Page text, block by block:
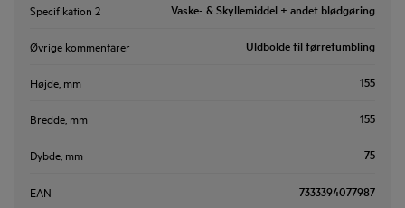
Specifikation 2 Vaske- & Skyllemiddel + andet blødgøring
Øvrige kommentarer Uldbolde til tørretumbling
Højde, mm 155
Bredde, mm 155
Dybde, mm 75
EAN 7333394077987